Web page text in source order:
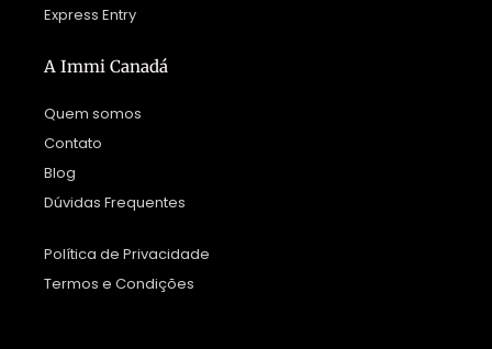
Express Entry
A Immi Canadá
Quem somos
Contato
Blog
Dúvidas Frequentes
Política de Privacidade
Termos e Condições